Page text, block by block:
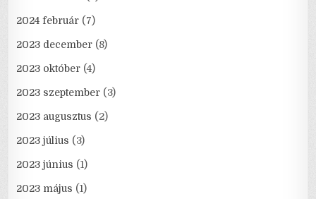
2024 február (7)
2023 december (8)
2023 október (4)
2023 szeptember (3)
2023 augusztus (2)
2023 július (3)
2023 június (1)
2023 május (1)